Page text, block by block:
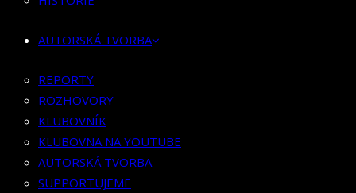
KLUBOVNA NA YOUTUBE
SUPPORTUJEME
PROPOJOVÁNÍ SCÉN
RECENZE
KFN/FESTIVAL
GUESTLIST
AUTORSKÁ TVORBA
REPORTY
ROZHOVORY
KLUBOVNÍK
KLUBOVNA NA YOUTUBE
AUTORSKÁ TVORBA
SUPPORTUJEME